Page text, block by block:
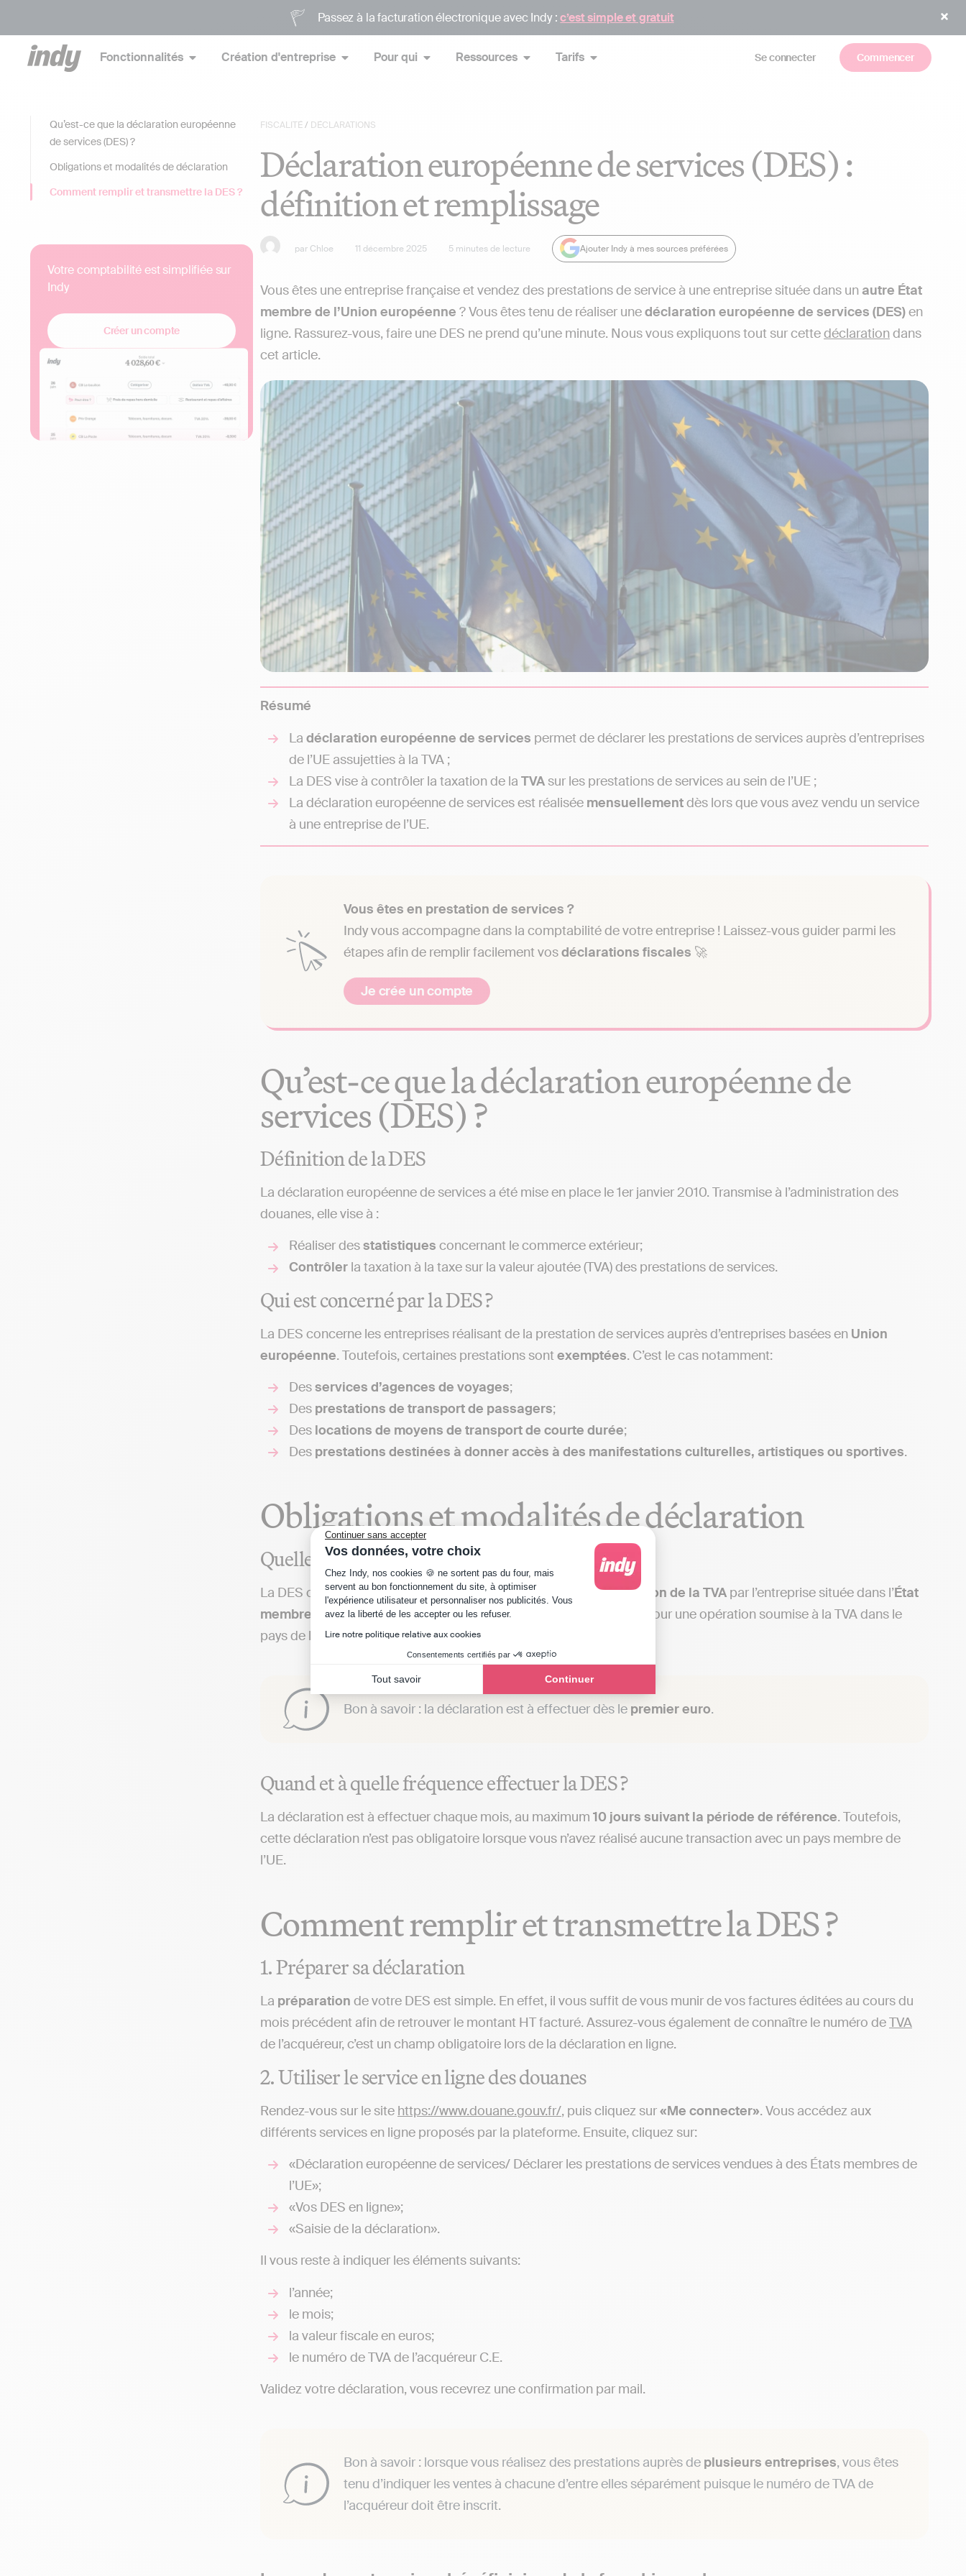
Continuer sans accepter
Vos données, votre choix
Plateforme de Gestion du Consentement : Personnalisez vos Options
Chez Indy, nos cookies 🍪 ne sortent pas du four, mais
servent au bon fonctionnement du site, à optimiser
l'expérience utilisateur et personnaliser nos publicités. Vous
avez la liberté de les accepter ou les refuser.
Lire notre politique relative aux cookies
Consentements certifiés par
Tout savoir Continuer
Axeptio consent
Passez à la facturation électronique avec Indy :c’est simple et gratuit
Fonctionnalités Création d'entreprise Pour qui Ressources Tarifs Se connecter Commencer
FISCALITÉ/ DÉCLARATIONS
Déclaration européenne de services (DES) :
définition et remplissage
par Chloe 11 décembre 2025 5 minutes de lecture Ajouter Indy à mes sources préférées
Vous êtes une entreprise française et vendez des prestations de service à une entreprise située dans unautre État
membre de l’Union européenne ? Vous êtes tenu de réaliser unedéclaration européenne de services (DES)en
ligne. Rassurez-vous, faire une DES ne prend qu’une minute. Nous vous expliquons tout sur cettedéclarationdans
cet article.
Résumé
La déclaration européenne de services permet de déclarer les prestations de services auprès d’entreprises
de l’UE assujetties à la TVA ;
La DES vise à contrôler la taxation de la TVA sur les prestations de services au sein de l’UE ;
La déclaration européenne de services est réalisée mensuellementdès lors que vous avez vendu un service
à une entreprise de l’UE.
Vous êtes en prestation de services ?
Indy vous accompagne dans la comptabilité de votre entreprise ! Laissez-vous guider parmi les
étapes afin de remplir facilement vosdéclarations fiscales 🚀
Je crée un compte
Qu’est-ce que la déclaration européenne de
services (DES) ?
Définition de la DES
La déclaration européenne de services a été mise en place le 1er janvier 2010. Transmise à l’administration des
douanes, elle vise à :
Réaliser desstatistiques concernant le commerce extérieur;
Contrôler la taxation à la taxe sur la valeur ajoutée (TVA) des prestations de services.
Qui est concerné par la DES ?
La DES concerne les entreprises réalisant de la prestation de services auprès d’entreprises basées en Union
européenne. Toutefois, certaines prestations sont exemptées. C’est le cas notamment:
Desservices d’agences de voyages;
Des prestations de transport de passagers;
Des locations de moyens de transport de courte durée;
Des prestations destinées à donner accès à des manifestations culturelles, artistiques ou sportives.
Obligations et modalités de déclaration
Quelles opérations doivent être déclarées ?
La DES concerne lesprestationsdonnant lieu à une auto-liquidation de la TVA par l’entreprise située dans l’État
membre de l’UE. Cette déclaration est ainsi imposée uniquement pour une opération soumise à la TVA dans le
pays de l’acquéreur du service.
Bon à savoir : la déclaration est à effectuer dès le premier euro.
Quand et à quelle fréquence effectuer la DES ?
La déclaration est à effectuer chaque mois, au maximum 10 jours suivant la période de référence. Toutefois,
cette déclaration n’est pas obligatoire lorsque vous n’avez réalisé aucune transaction avec un pays membre de
l’UE.
Comment remplir et transmettre la DES ?
1. Préparer sa déclaration
La préparation de votre DES est simple. En effet, il vous suffit de vous munir de vos factures éditées au cours du
mois précédent afin de retrouver le montant HT facturé. Assurez-vous également de connaître le numéro deTVA
de l’acquéreur, c’est un champ obligatoire lors de la déclaration en ligne.
2. Utiliser le service en ligne des douanes
Rendez-vous sur le site https://www.douane.gouv.fr/, puis cliquez sur«Me connecter». Vous accédez aux
différents services en ligne proposés par la plateforme. Ensuite, cliquez sur:
«Déclaration européenne de services/ Déclarer les prestations de services vendues à des États membres de
l’UE»;
«Vos DES en ligne»;
«Saisie de la déclaration».
Il vous reste à indiquer les éléments suivants:
l’année;
le mois;
la valeur fiscale en euros;
le numéro de TVA de l’acquéreur C.E.
Validez votre déclaration, vous recevrez une confirmation par mail.
Bon à savoir : lorsque vous réalisez des prestations auprès de plusieurs entreprises, vous êtes
tenu d’indiquer les ventes à chacune d’entre elles séparément puisque le numéro de TVA de
l’acquéreur doit être inscrit.
Qu’est-ce que la déclaration européenne
de services (DES) ?
Obligations et modalités de déclaration
Comment remplir et transmettre la DES ?
Votre comptabilité est simplifiée sur
Indy
Créer un compte